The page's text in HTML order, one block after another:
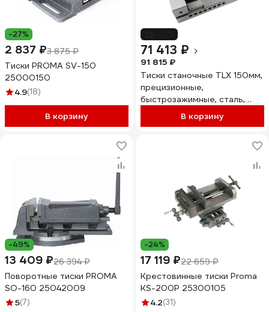
-27%
2 837 ₽3 875 ₽
Тиски PROMA SV-150
25000150
4.9(18)
В корзину
71 413 ₽
91 815 ₽
Тиски станочные TLX 150мм,
прецизионные,
быстрозажимные, сталь,
неповоротные, ход 300мм
В корзину
-49%
13 409 ₽26 394 ₽
Поворотные тиски PROMA
SO-160 25042009
5(7)
-24%
17 119 ₽22 659 ₽
Крестовинные тиски Proma
KS-200P 25300105
4.2(31)